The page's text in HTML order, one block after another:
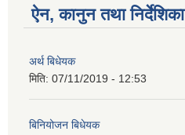
ऐन, कानुन तथा निर्देशिका
अर्थ बिधेयक
मिति: 07/11/2019 - 12:53
बिनियोजन बिधेयक